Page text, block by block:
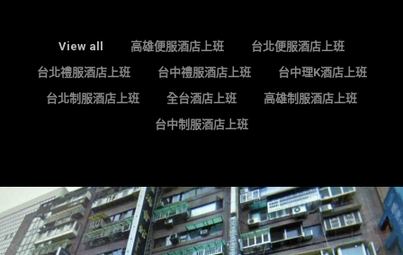
View all 高雄便服酒店上班
台北便服酒店上班
台北禮服酒店上班
台中禮服酒店上班
台中理K酒店上班
台北制服酒店上班
全台酒店上班
高雄制服酒店上班
台中制服酒店上班